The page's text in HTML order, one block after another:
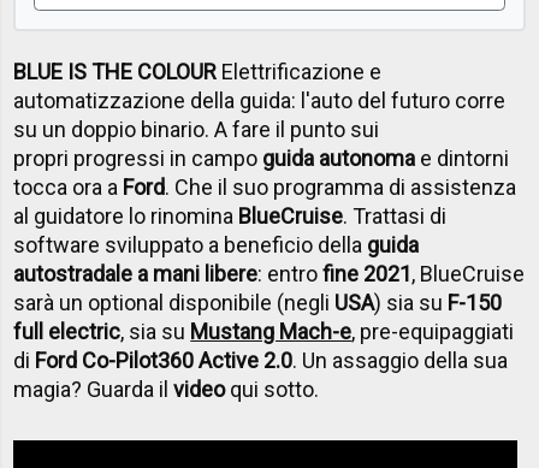
BLUE IS THE COLOUR Elettrificazione e
automatizzazione della guida: l'auto del futuro corre
su un doppio binario. A fare il punto sui
propri progressi in campo guida autonoma e dintorni
tocca ora a Ford. Che il suo programma di assistenza
al guidatore lo rinomina BlueCruise. Trattasi di
software sviluppato a beneficio della guida
autostradale a mani libere: entrofine 2021, BlueCruise
sarà un optional disponibile (negli USA) sia su F-150
full electric, sia su Mustang Mach-e, pre-equipaggiati
di Ford Co-Pilot360 Active 2.0. Un assaggio della sua
magia? Guarda ilvideoqui sotto.